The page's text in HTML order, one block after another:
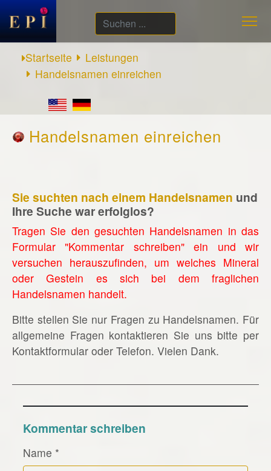
Suchen
...
Startseite
Leistungen
Handelsnamen einreichen
Handelsnamen einreichen
Sie suchten nach einem Handelsnamen und
Ihre Suche war erfolglos?
Tragen Sie den gesuchten Handelsnamen in das
Formular "Kommentar schreiben" ein und wir
versuchen herauszufinden, um welches Mineral
oder Gestein es sich bei dem fraglichen
Handelsnamen handelt.
Bitte stellen Sie nur Fragen zu Handelsnamen. Für
allgemeine Fragen kontaktieren Sie uns bitte per
Kontaktformular oder Telefon. Vielen Dank.
Kommentar schreiben
Name *